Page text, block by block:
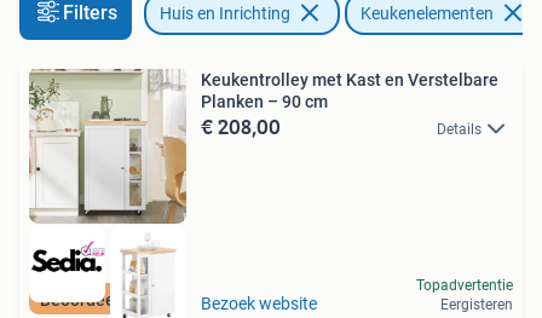
Filters Huis en Inrichting Keukenelementen
Keukentrolley met Kast en Verstelbare
Planken – 90 cm
€ 208,00 Details
Bezoek website
Topadvertentie
Eergisteren